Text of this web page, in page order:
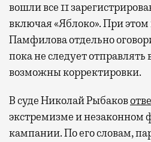
вошли все 11
включая «Яблоко». При
Памфилова отдельно
пока не следует отправлять
возможны корректировки.
В суде Николай Рыбаков
экстремизме и незаконном
кампании. По его словам,